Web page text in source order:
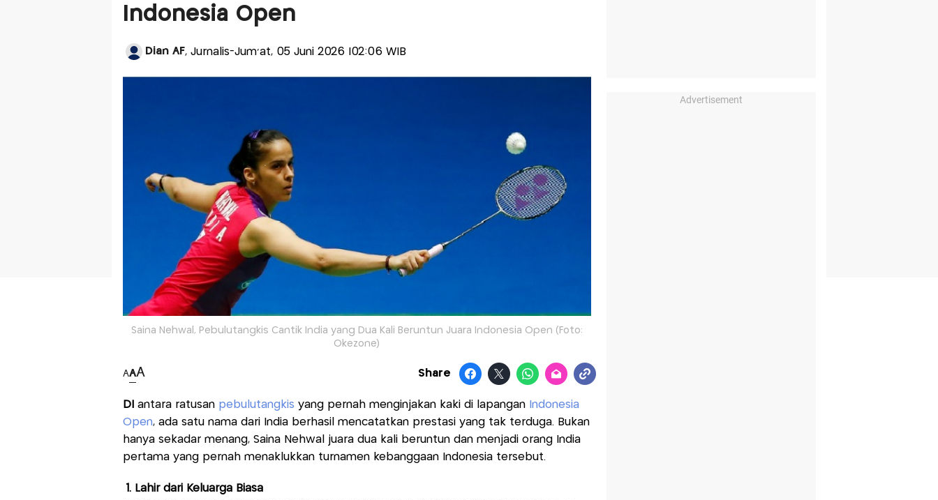
Indonesia Open
Dian AF, Jurnalis-Jum'at, 05 Juni 2026 |02:06 WIB
Saina Nehwal, Pebulutangkis Cantik India yang Dua Kali Beruntun Juara Indonesia Open (Foto:
Okezone)
AAA Share
DI antara ratusanpebulutangkis yang pernah menginjakan kaki di lapangan Indonesia
Open, ada satu nama dari India berhasil mencatatkan prestasi yang tak terduga. Bukan
hanya sekadar menang, Saina Nehwal juara dua kali beruntun dan menjadi orang India
pertama yang pernah menaklukkan turnamen kebanggaan Indonesia tersebut.
1. Lahir dari Keluarga Biasa
Advertisement